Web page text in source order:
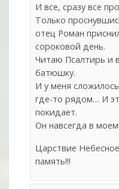
И все, сразу все
Только
отец Роман
сороковой день.
Читаю Псалтирь и
батюшку.
И у меня
где-то рядом… И
покидает.
Он навсегда в
Царствие
память!!!